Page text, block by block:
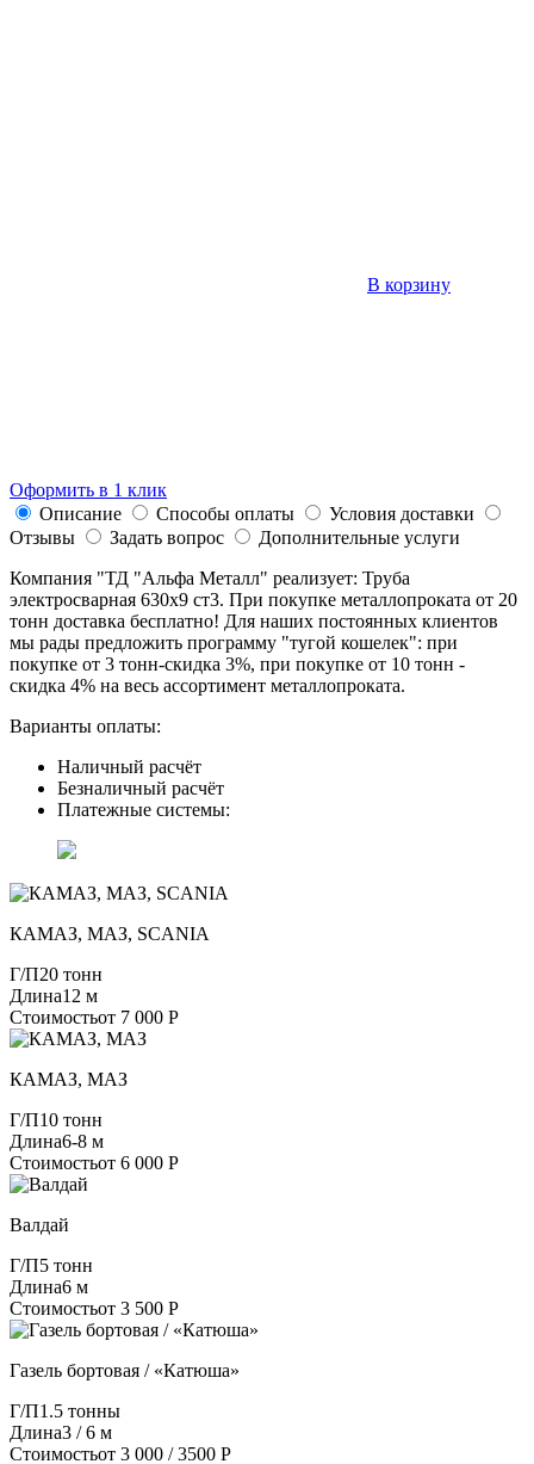
В корзину
Оформить в 1 клик
Описание
Способы оплаты
Условия доставки
Отзывы
Задать вопрос
Дополнительные услуги
Компания "ТД "Альфа Металл" реализует: Труба
электросварная 630х9 ст3. При покупке металлопроката от 20
тонн доставка бесплатно! Для наших постоянных клиентов
мы рады предложить программу "тугой кошелек": при
покупке от 3 тонн-скидка 3%, при покупке от 10 тонн -
скидка 4% на весь ассортимент металлопроката.
Варианты оплаты:
Наличный расчёт
Безналичный расчёт
Платежные системы:
КАМАЗ, МАЗ, SCANIA
Г/П20 тонн
Длина12 м
Стоимостьот 7 000 Р
КАМАЗ, МАЗ
Г/П10 тонн
Длина6-8 м
Стоимостьот 6 000 Р
Валдай
Г/П5 тонн
Длина6 м
Стоимостьот 3 500 Р
Газель бортовая / «Катюша»
Г/П1.5 тонны
Длина3 / 6 м
Стоимостьот 3 000 / 3500 Р